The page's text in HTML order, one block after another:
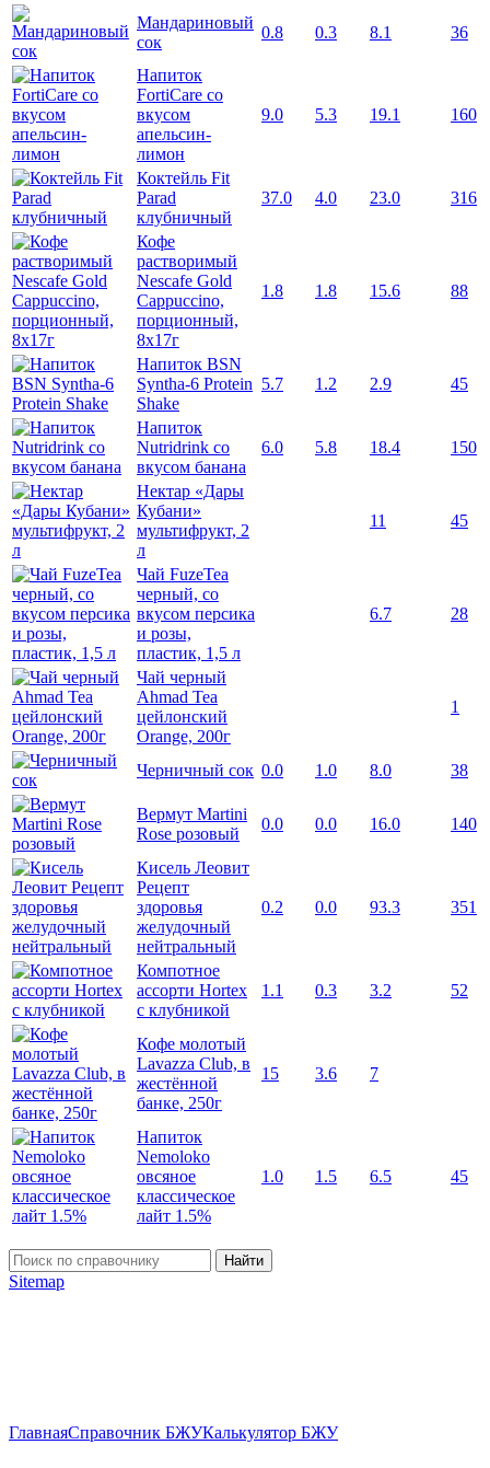
Мандариновый
сок
0.8 0.3 8.1 36
Напиток
FortiCare со
вкусом
апельсин-
лимон
9.0 5.3 19.1 160
Коктейль Fit
Parad
клубничный
37.0 4.0 23.0 316
Кофе
растворимый
Nescafe Gold
Cappuccino,
порционный,
8х17г
1.8 1.8 15.6 88
Напиток BSN
Syntha-6 Protein
Shake
5.7 1.2 2.9 45
Напиток
Nutridrink со
вкусом банана
6.0 5.8 18.4 150
Нектар «Дары
Кубани»
мультифрукт, 2
л
11 45
Чай FuzeTea
черный, со
вкусом персика
и розы,
пластик, 1,5 л
6.7 28
Чай черный
Ahmad Tea
цейлонский
Orange, 200г
1
Черничный сок 0.0 1.0 8.0 38
Вермут Martini
Rose розовый
0.0 0.0 16.0 140
Кисель Леовит
Рецепт
здоровья
желудочный
нейтральный
0.2 0.0 93.3 351
Компотное
ассорти Hortex
с клубникой
1.1 0.3 3.2 52
Кофе молотый
Lavazza Club, в
жестённой
банке, 250г
15 3.6 7
Напиток
Nemoloko
овсяное
классическое
лайт 1.5%
1.0 1.5 6.5 45
Найти
Sitemap
ГлавнаяСправочник БЖУКалькулятор БЖУ